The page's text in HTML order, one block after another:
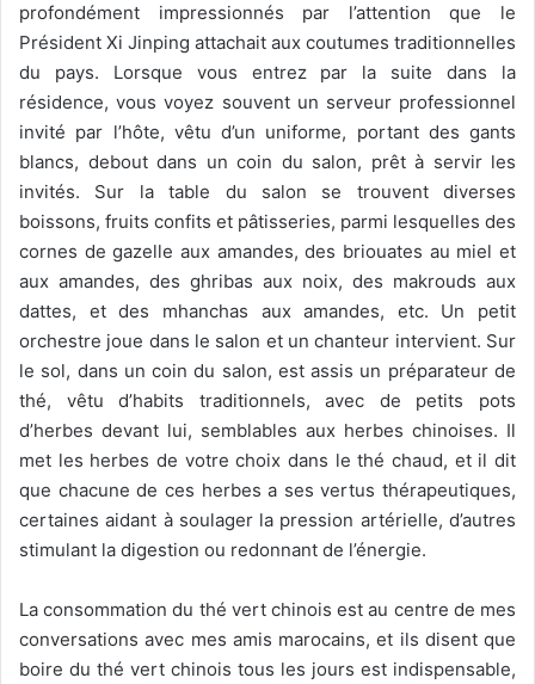
profondément impressionnés par l’attention que le
Président Xi Jinping attachait aux coutumes traditionnelles
du pays. Lorsque vous entrez par la suite dans la
résidence, vous voyez souvent un serveur professionnel
invité par l’hôte, vêtu d’un uniforme, portant des gants
blancs, debout dans un coin du salon, prêt à servir les
invités. Sur la table du salon se trouvent diverses
boissons, fruits confits et pâtisseries, parmi lesquelles des
cornes de gazelle aux amandes, des briouates au miel et
aux amandes, des ghribas aux noix, des makrouds aux
dattes, et des mhanchas aux amandes, etc. Un petit
orchestre joue dans le salon et un chanteur intervient. Sur
le sol, dans un coin du salon, est assis un préparateur de
thé, vêtu d’habits traditionnels, avec de petits pots
d’herbes devant lui, semblables aux herbes chinoises. Il
met les herbes de votre choix dans le thé chaud, et il dit
que chacune de ces herbes a ses vertus thérapeutiques,
certaines aidant à soulager la pression artérielle, d’autres
stimulant la digestion ou redonnant de l’énergie.
La consommation du thé vert chinois est au centre de mes
conversations avec mes amis marocains, et ils disent que
boire du thé vert chinois tous les jours est indispensable,